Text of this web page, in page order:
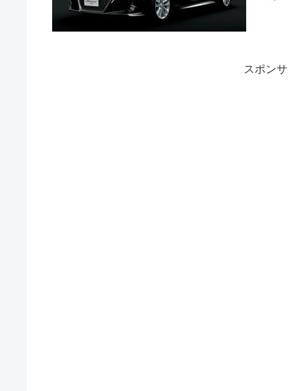
スポン